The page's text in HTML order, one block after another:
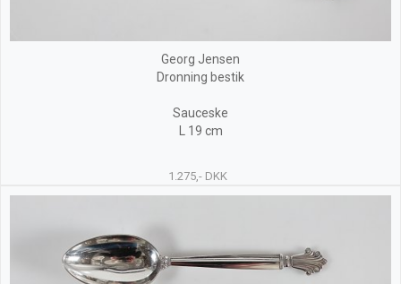
Georg Jensen
Dronning bestik
Sauceske
L 19 cm
1.275,- DKK